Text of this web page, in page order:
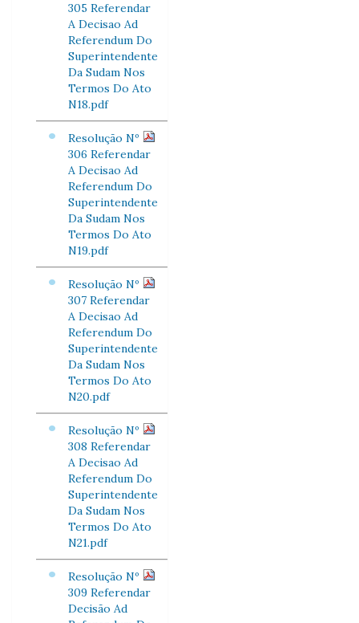
305 Referendar
A Decisao Ad
Referendum Do
Superintendente
Da Sudam Nos
Termos Do Ato
N18.pdf
Resolução Nº
306 Referendar
A Decisao Ad
Referendum Do
Superintendente
Da Sudam Nos
Termos Do Ato
N19.pdf
Resolução Nº
307 Referendar
A Decisao Ad
Referendum Do
Superintendente
Da Sudam Nos
Termos Do Ato
N20.pdf
Resolução Nº
308 Referendar
A Decisao Ad
Referendum Do
Superintendente
Da Sudam Nos
Termos Do Ato
N21.pdf
Resolução Nº
309 Referendar
Decisão Ad